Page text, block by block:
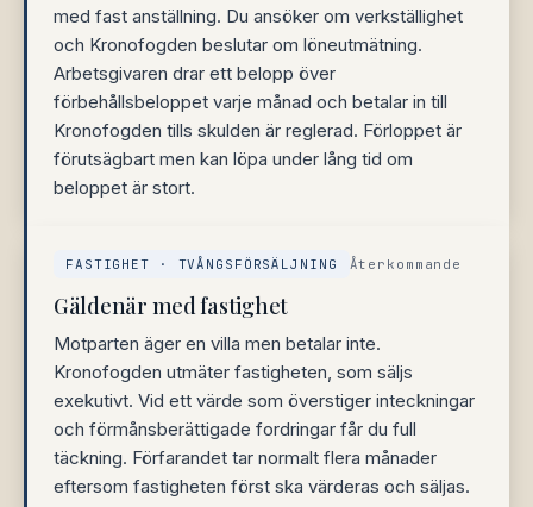
med fast anställning. Du ansöker om verkställighet
och Kronofogden beslutar om löneutmätning.
Arbetsgivaren drar ett belopp över
förbehållsbeloppet varje månad och betalar in till
Kronofogden tills skulden är reglerad. Förloppet är
förutsägbart men kan löpa under lång tid om
beloppet är stort.
FASTIGHET · TVÅNGSFÖRSÄLJNING Återkommande
Gäldenär med fastighet
Motparten äger en villa men betalar inte.
Kronofogden utmäter fastigheten, som säljs
exekutivt. Vid ett värde som överstiger inteckningar
och förmånsberättigade fordringar får du full
täckning. Förfarandet tar normalt flera månader
eftersom fastigheten först ska värderas och säljas.